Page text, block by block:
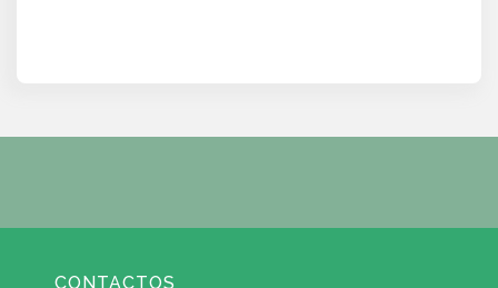
CONTACTOS